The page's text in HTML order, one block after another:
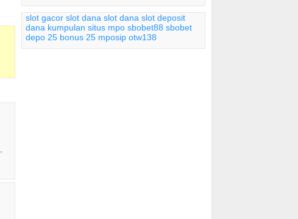
slot gacor slot dana slot dana slot deposit
dana kumpulan situs mpo sbobet88 sbobet
depo 25 bonus 25 mposip otw138